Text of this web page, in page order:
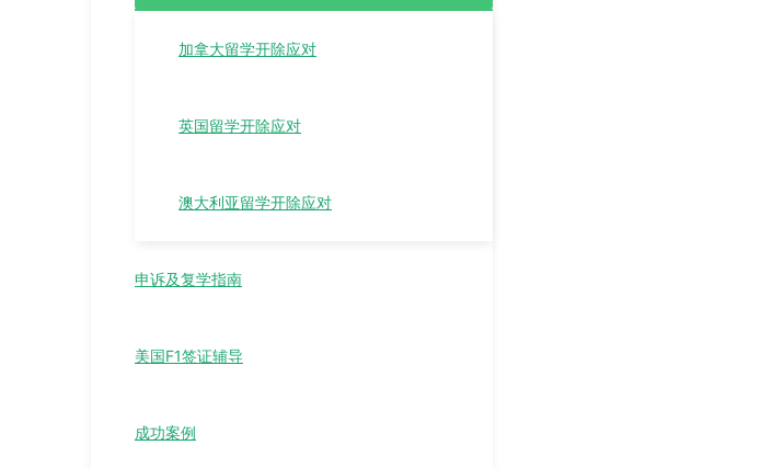
加拿大留学开除应对
英国留学开除应对
澳大利亚留学开除应对
申诉及复学指南
美国F1签证辅导
成功案例